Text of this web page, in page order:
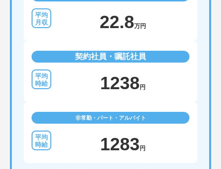
22.8万円
契約社員・嘱託社員
1238円
非常勤・パート・アルバイト
1283円